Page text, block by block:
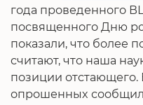
года проведенного
посвященного Дню
показали, что более
считают, что наша
позиции
опрошенных